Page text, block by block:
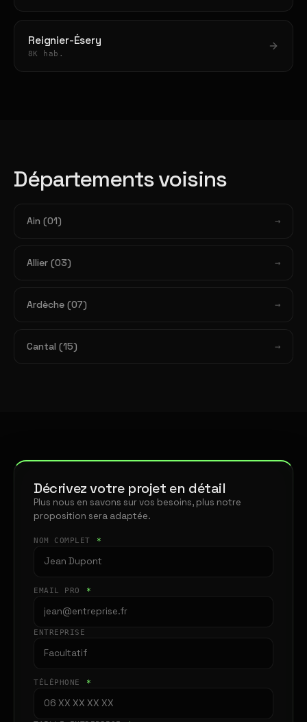
Reignier-Ésery
8K hab.
Départements voisins
Ain (01)
Allier (03)
Ardèche (07)
Cantal (15)
Décrivez votre projet en détail
Plus nous en savons sur vos besoins, plus notre
proposition sera adaptée.
NOM COMPLET *
EMAIL PRO *
ENTREPRISE
TÉLÉPHONE *